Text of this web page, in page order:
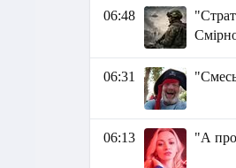
06:48
06:31
06:13 "А про